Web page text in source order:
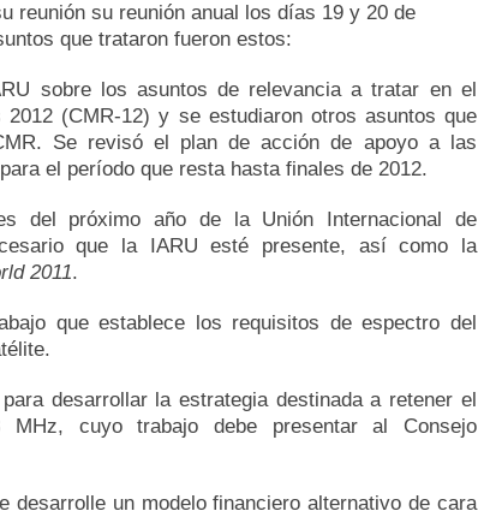
reunión su reunión anual los días 19 y 20 de
que trataron fueron estos:
sobre los asuntos de relevancia a tratar en el
2012 (CMR-12) y se estudiaron otros asuntos que
Se revisó el plan de acción de apoyo a las
el período que resta hasta finales de 2012.
del próximo año de la Unión Internacional de
que la IARU esté presente, así como la
2011.
que establece los requisitos de espectro del
desarrollar la estrategia destinada a retener el
cuyo trabajo debe presentar al Consejo
desarrolle un modelo financiero alternativo de cara